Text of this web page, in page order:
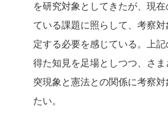
を研究対象としてきたが、現
ている課題に照らして、考察
定する必要を感じている。上
得た知見を足場としつつ、さ
突現象と憲法との関係に考察対
たい。